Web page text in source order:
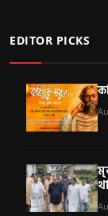
EDITOR PICKS